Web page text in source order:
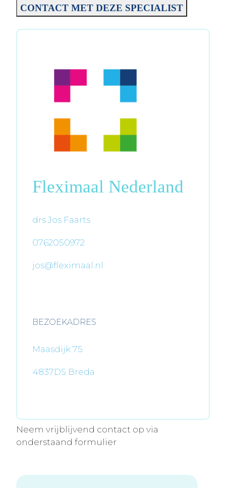
CONTACT MET DEZE SPECIALIST
Fleximaal Nederland
drs Jos Faarts
0762050972
jos@fleximaal.nl
BEZOEKADRES
Maasdijk 75
4837DS Breda
Neem vrijblijvend contact op via
onderstaand formulier